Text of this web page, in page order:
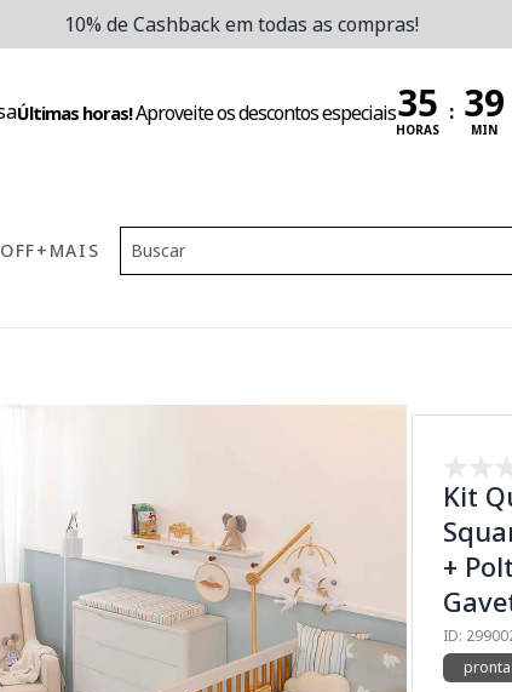
10% de Cashback em todas as compras!
Últimas horas!Aproveite os descontos especiais
HORAS
:
MIN
OFF+MAIS
Kit
+
ID: